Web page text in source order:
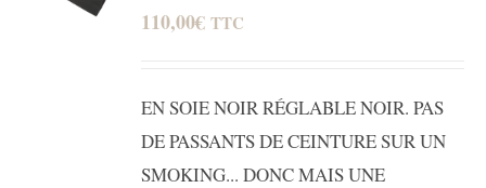
110,00€ TTC
EN SOIE NOIR RÉGLABLE NOIR. PAS
DE PASSANTS DE CEINTURE SUR UN
SMOKING... DONC MAIS UNE